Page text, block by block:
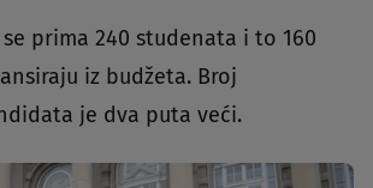
prima 240 studenata i to 160
iz budžeta. Broj
je dva puta veći.